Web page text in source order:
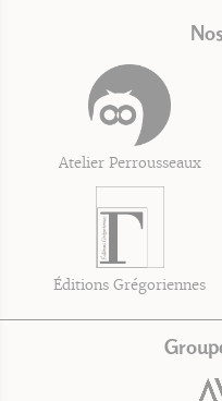
Atelier Perrousseaux
Éditions Grégoriennes